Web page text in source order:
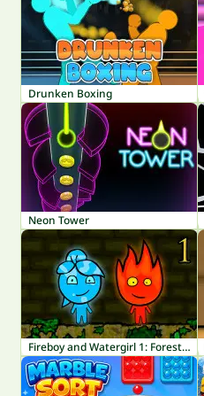
Drunken Boxing
Neon Tower
Fireboy and Watergirl 1: Forest Temple